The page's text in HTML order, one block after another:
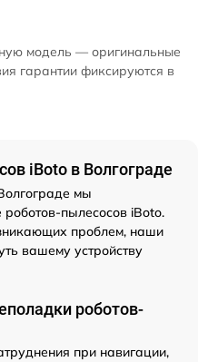
модель — оригинальные
гарантии фиксируются в
iBoto в Волгограде
мы
пылесосов iBoto.
проблем, наши
вашему устройству
роботов-
при навигации,